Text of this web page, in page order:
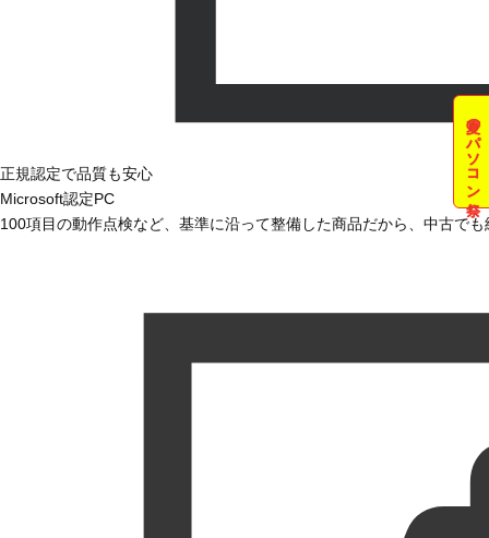
夏のパソコン祭
正規認定で品質も安心
Microsoft認定PC
100項目の動作点検など、基準に沿って整備した商品だから、中古で